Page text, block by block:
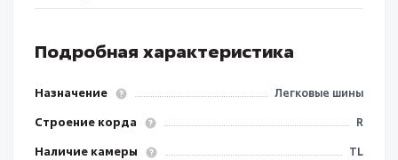
Подробная характеристика
Назначение
Легковые шины
Строение корда
R
Наличие камеры
TL